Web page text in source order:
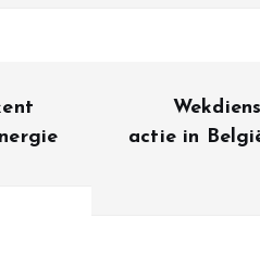
actie in